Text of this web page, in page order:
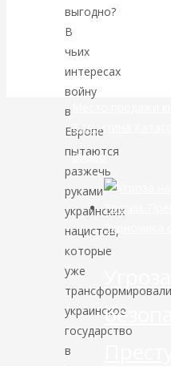
сфере России
уже начался
выгодно?
В
чьих
интересах
войну
в
Европе
пытаются
разжечь
руками
украинских
нацистов,
которые
уже
трансформировали
украинское
государство
в
Валентина
Видео
Экономика